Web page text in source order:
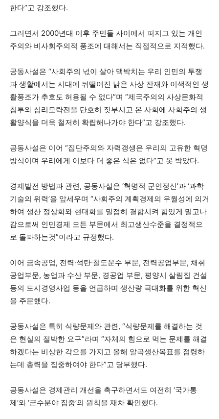
한다”고 강조했다.
그러면서 2000년대 이후 주민들 사이에서 퍼지고 있는 개인
주의와 비사회주의적 풍조에 대해서는 직접적으로 지적했다.
공동사설은 “사회주의 넋이 살아 맥박치는 우리 인민의 투쟁
과 생활에서는 시대에 뒤떨어진 낡은 사상 잔재와 이색적인 생
활풍조가 추호도 허용될 수 없다”며 “제국주의의 사상문화적
침투와 심리모략전을 단호히 짓부시고 온 사회에 사회주의 생
활양식을 더욱 철저히 확립해나가야 한다”고 강조했다.
공동사설은 이어 “집단주의와 자력갱생은 우리의 고유한 혁명
방식이며 우리에게 이보다 더 좋은 식은 없다”고 못 박았다.
경제발전 방법과 관련, 공동사설은 ‘혁명적 군인정신’과 ‘과학
기술의 위력’을 앞세우며 “사회주의 계획경제의 우월성에 의거
하여 생산 정상화와 현대화를 밀접히 결합시켜 힘있게 밀고나
감으로써 인민경제 모든 부문에서 최고생산수준을 결정적으
로 돌파하는것”이라고 규정했다.
이어 금속공업, 전력·석탄·철도운수 부문, 전력공업부문, 채취
공업부문, 농업과 수산 부문, 경공업 부문, 평양시 살림집 건설
등의 도시경영사업 등을 언급하며 생산량 극대화를 위한 혁신
을 주문했다.
공동사설은 특히 식량문제와 관련, “식량문제를 해결하는 것
은 현실의 절박한 요구”라며 “자체의 힘으로 먹는 문제를 해결
하겠다는 비상한 각오를 가지고 올해 알곡생산목표를 점령하
는데 총력을 집중하여야 한다”고 당부했다.
공동사설은 경제관리 개선을 촉구하면서도 여전히 ‘국가통
제’와 ‘군수분야 집중’의 원칙을 재차 확인했다.